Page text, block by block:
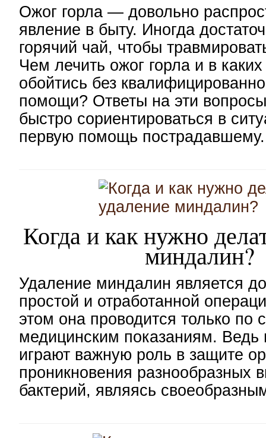
Ожог горла — довольно
явление в быту. Иногда
горячий чай, чтобы
Чем лечить ожог горла и в
обойтись без
помощи? Ответы на эти
быстро сориентироваться в
первую помощь пострадавшему.
Когда и как нужно
миндалин?
Удаление миндалин является
простой и отработанной
этом она проводится только по
медицинским показаниям.
играют важную роль в защите
проникновения разнообразных
бактерий, являясь